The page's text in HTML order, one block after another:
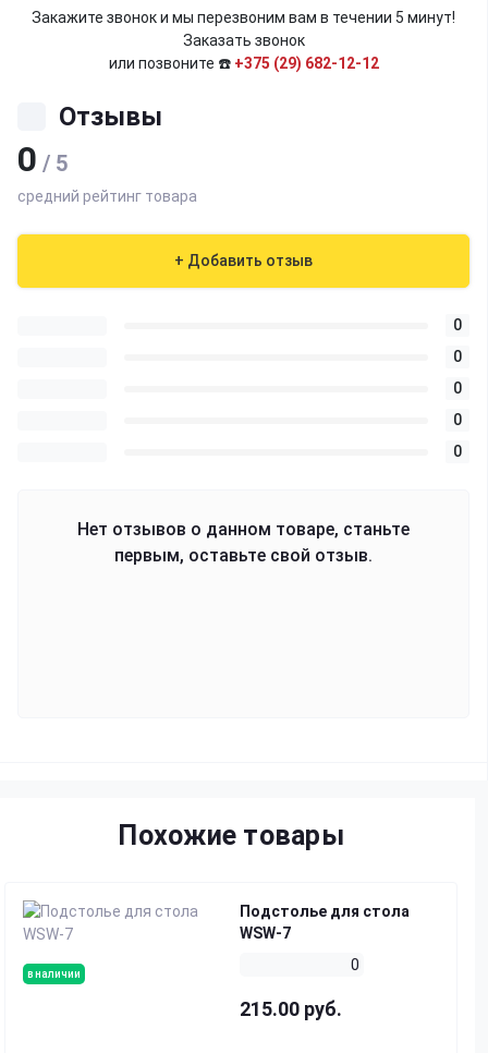
Закажите звонок и мы перезвоним вам в течении 5 минут!
Заказать звонок
или позвоните ☎️ +375 (29) 682-12-12
Отзывы
0 / 5
средний рейтинг товара
+ Добавить отзыв
0
0
0
0
0
Нет отзывов о данном товаре, станьте
первым, оставьте свой отзыв.
Похожие товары
в наличии
Подстолье для стола
WSW-7
0
215.00 руб.